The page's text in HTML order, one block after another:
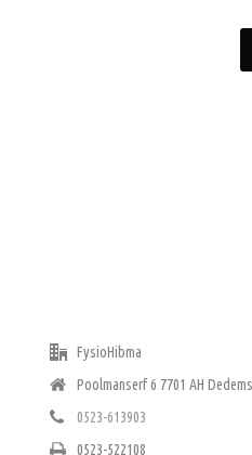
FysioHibma
Poolmanserf 6 7701 AH
0523-613903
0523-522108